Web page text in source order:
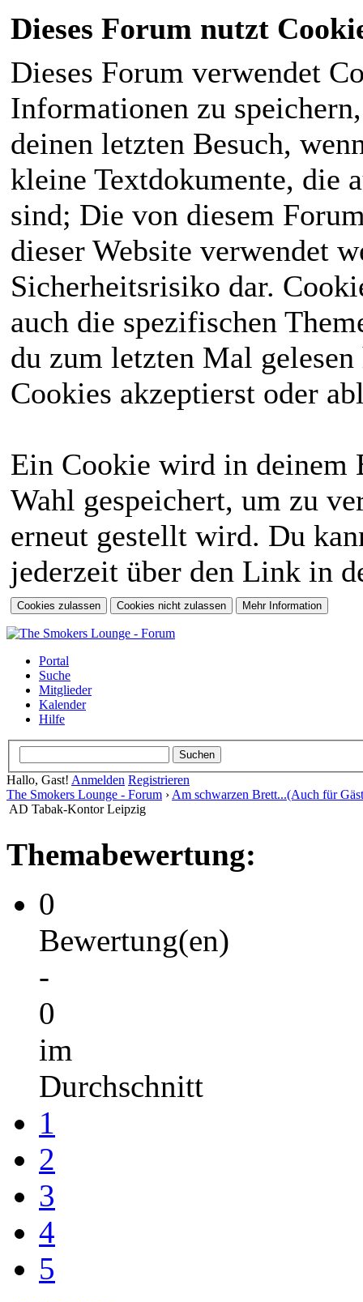
Dieses Forum nutzt
Dieses Forum verwendet
Informationen zu
deinen letzten Besuch,
kleine Textdokumente, die
sind; Die von diesem
dieser Website verwendet
Sicherheitsrisiko dar.
auch die spezifischen
du zum letzten Mal
Cookies akzeptierst oder
Ein Cookie wird in deinem
Wahl gespeichert, um zu
erneut gestellt wird. Du
jederzeit über den Link in
Portal
Suche
Mitglieder
Kalender
Hilfe
Hallo, Gast! Anmelden Registrieren
The Smokers Lounge - Forum › Am schwarzen Brett...(Auch für
AD Tabak-Kontor Leipzig
Themabewertung:
0
Bewertung(en)
-
0
im
Durchschnitt
1
2
3
4
5